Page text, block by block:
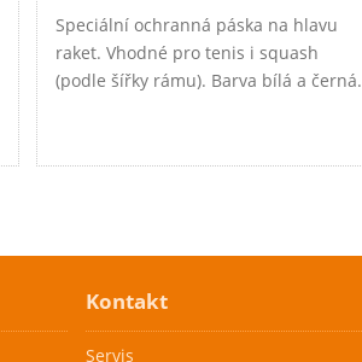
Speciální ochranná páska na hlavu
raket. Vhodné pro tenis i squash
(podle šířky rámu). Barva bílá a černá.
Kontakt
Servis